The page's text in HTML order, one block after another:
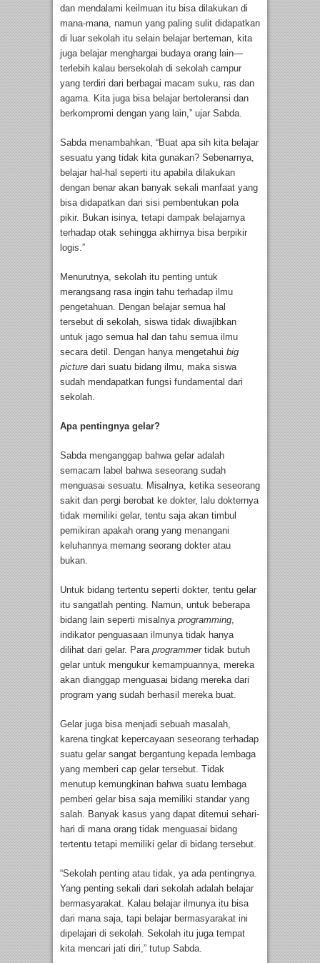
dan mendalami keilmuan itu bisa dilakukan di
mana-mana, namun yang paling sulit didapatkan
di luar sekolah itu selain belajar berteman, kita
juga belajar menghargai budaya orang lain—
terlebih kalau bersekolah di sekolah campur
yang terdiri dari berbagai macam suku, ras dan
agama. Kita juga bisa belajar bertoleransi dan
berkompromi dengan yang lain,” ujar Sabda.
Sabda menambahkan, “Buat apa sih kita belajar
sesuatu yang tidak kita gunakan? Sebenarnya,
belajar hal-hal seperti itu apabila dilakukan
dengan benar akan banyak sekali manfaat yang
bisa didapatkan dari sisi pembentukan pola
pikir. Bukan isinya, tetapi dampak belajarnya
terhadap otak sehingga akhirnya bisa berpikir
logis.”
Menurutnya, sekolah itu penting untuk
merangsang rasa ingin tahu terhadap ilmu
pengetahuan. Dengan belajar semua hal
tersebut di sekolah, siswa tidak diwajibkan
untuk jago semua hal dan tahu semua ilmu
secara detil. Dengan hanya mengetahui big
picture dari suatu bidang ilmu, maka siswa
sudah mendapatkan fungsi fundamental dari
sekolah.
Apa pentingnya gelar?
Sabda menganggap bahwa gelar adalah
semacam label bahwa seseorang sudah
menguasai sesuatu. Misalnya, ketika seseorang
sakit dan pergi berobat ke dokter, lalu dokternya
tidak memiliki gelar, tentu saja akan timbul
pemikiran apakah orang yang menangani
keluhannya memang seorang dokter atau
bukan.
Untuk bidang tertentu seperti dokter, tentu gelar
itu sangatlah penting. Namun, untuk beberapa
bidang lain seperti misalnya programming,
indikator penguasaan ilmunya tidak hanya
dilihat dari gelar. Para programmertidak butuh
gelar untuk mengukur kemampuannya, mereka
akan dianggap menguasai bidang mereka dari
program yang sudah berhasil mereka buat.
Gelar juga bisa menjadi sebuah masalah,
karena tingkat kepercayaan seseorang terhadap
suatu gelar sangat bergantung kepada lembaga
yang memberi cap gelar tersebut. Tidak
menutup kemungkinan bahwa suatu lembaga
pemberi gelar bisa saja memiliki standar yang
salah. Banyak kasus yang dapat ditemui sehari-
hari di mana orang tidak menguasai bidang
tertentu tetapi memiliki gelar di bidang tersebut.
“Sekolah penting atau tidak, ya ada pentingnya.
Yang penting sekali dari sekolah adalah belajar
bermasyarakat. Kalau belajar ilmunya itu bisa
dari mana saja, tapi belajar bermasyarakat ini
dipelajari di sekolah. Sekolah itu juga tempat
kita mencari jati diri,” tutup Sabda.